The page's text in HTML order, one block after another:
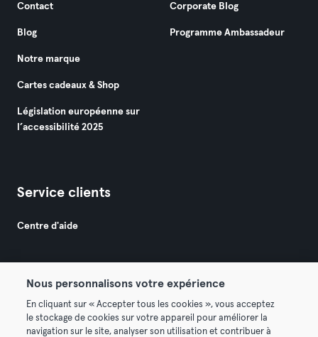
Contact
Blog
Notre marque
Cartes cadeaux & Shop
Législation européenne sur
l’accessibilité 2025
Corporate Blog
Programme Ambassadeur
Service clients
Centre d'aide
© 2026 Urban Sports Group GmbH. All rights reserved.
Nous personnalisons votre expérience
En cliquant sur « Accepter tous les cookies », vous acceptez
le stockage de cookies sur votre appareil pour améliorer la
navigation sur le site, analyser son utilisation et contribuer à